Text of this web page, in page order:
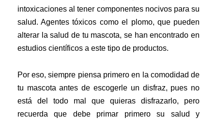
intoxicaciones al tener componentes nocivos para su
salud. Agentes tóxicos como el plomo, que pueden
alterar la salud de tu mascota, se han encontrado en
estudios científicos a este tipo de productos.
Por eso, siempre piensa primero en la comodidad de
tu mascota antes de escogerle un disfraz, pues no
está del todo mal que quieras disfrazarlo, pero
recuerda que debe primar primero su salud y